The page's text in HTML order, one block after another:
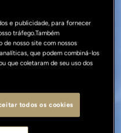
e publicidade, para fornecer
tráfego.Também
de nosso site com nossos
que podem combiná-los
que coletaram de seu uso dos
todos os cookies